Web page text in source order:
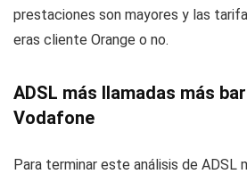
prestaciones son mayores y las
eras cliente Orange o no.
ADSL más llamadas más
Vodafone
Para terminar este análisis de ADSL